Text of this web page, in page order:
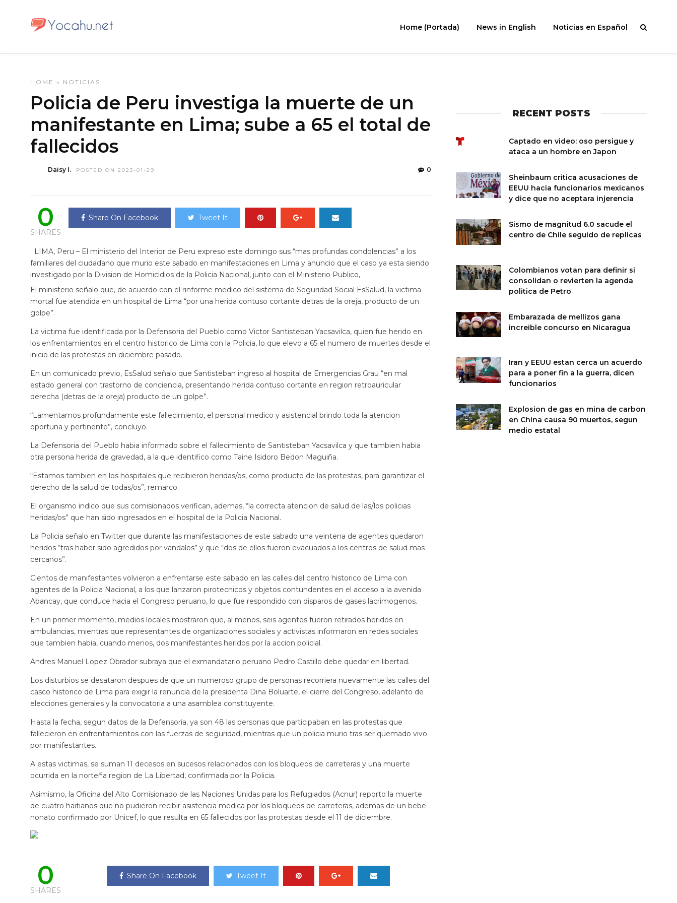
Home (Portada) News in English Noticias en Español
HOME » NOTICIAS
Policia de Peru investiga la muerte de un
manifestante en Lima; sube a 65 el total de
fallecidos
Daisy I. POSTED ON 2023-01-29 0
0
SHARES
Share On Facebook Tweet It
LIMA, Peru – El ministerio del Interior de Peru expreso este domingo sus “mas profundas condolencias” a los
familiares del ciudadano que murio este sabado en manifestaciones en Lima y anuncio que el caso ya esta siendo
investigado por la Division de Homicidios de la Policia Nacional, junto con el Ministerio Publico,
El ministerio señalo que, de acuerdo con el rinforme medico del sistema de Seguridad Social EsSalud, la victima
mortal fue atendida en un hospital de Lima “por una herida contuso cortante detras de la oreja, producto de un
golpe”.
La victima fue identificada por la Defensoria del Pueblo como Victor Santisteban Yacsavilca, quien fue herido en
los enfrentamientos en el centro historico de Lima con la Policia, lo que elevo a 65 el numero de muertes desde el
inicio de las protestas en diciembre pasado.
En un comunicado previo, EsSalud señalo que Santisteban ingreso al hospital de Emergencias Grau “en mal
estado general con trastorno de conciencia, presentando herida contuso cortante en region retroauricular
derecha (detras de la oreja) producto de un golpe”.
“Lamentamos profundamente este fallecimiento, el personal medico y asistencial brindo toda la atencion
oportuna y pertinente”, concluyo.
La Defensoria del Pueblo habia informado sobre el fallecimiento de Santisteban Yacsavilca y que tambien habia
otra persona herida de gravedad, a la que identifico como Taine Isidoro Bedon Maguiña.
“Estamos tambien en los hospitales que recibieron heridas/os, como producto de las protestas, para garantizar el
derecho de la salud de todas/os”, remarco.
El organismo indico que sus comisionados verifican, ademas, “la correcta atencion de salud de las/los policias
heridas/os” que han sido ingresados en el hospital de la Policia Nacional.
La Policia señalo en Twitter que durante las manifestaciones de este sabado una veintena de agentes quedaron
heridos “tras haber sido agredidos por vandalos” y que “dos de ellos fueron evacuados a los centros de salud mas
cercanos”.
Cientos de manifestantes volvieron a enfrentarse este sabado en las calles del centro historico de Lima con
agentes de la Policia Nacional, a los que lanzaron pirotecnicos y objetos contundentes en el acceso a la avenida
Abancay, que conduce hacia el Congreso peruano, lo que fue respondido con disparos de gases lacrimogenos.
En un primer momento, medios locales mostraron que, al menos, seis agentes fueron retirados heridos en
ambulancias, mientras que representantes de organizaciones sociales y activistas informaron en redes sociales
que tambien habia, cuando menos, dos manifestantes heridos por la accion policial.
Andres Manuel Lopez Obrador subraya que el exmandatario peruano Pedro Castillo debe quedar en libertad.
Los disturbios se desataron despues de que un numeroso grupo de personas recorriera nuevamente las calles del
casco historico de Lima para exigir la renuncia de la presidenta Dina Boluarte, el cierre del Congreso, adelanto de
elecciones generales y la convocatoria a una asamblea constituyente.
Hasta la fecha, segun datos de la Defensoria, ya son 48 las personas que participaban en las protestas que
fallecieron en enfrentamientos con las fuerzas de seguridad, mientras que un policia murio tras ser quemado vivo
por manifestantes.
A estas victimas, se suman 11 decesos en sucesos relacionados con los bloqueos de carreteras y una muerte
ocurrida en la norteña region de La Libertad, confirmada por la Policia.
Asimismo, la Oficina del Alto Comisionado de las Naciones Unidas para los Refugiados (Acnur) reporto la muerte
de cuatro haitianos que no pudieron recibir asistencia medica por los bloqueos de carreteras, ademas de un bebe
nonato confirmado por Unicef, lo que resulta en 65 fallecidos por las protestas desde el 11 de diciembre.
0
SHARES
Share On Facebook Tweet It
RECENT POSTS
Captado en video: oso persigue y
ataca a un hombre en Japon
Sheinbaum critica acusaciones de
EEUU hacia funcionarios mexicanos
y dice que no aceptara injerencia
Sismo de magnitud 6.0 sacude el
centro de Chile seguido de replicas
Colombianos votan para definir si
consolidan o revierten la agenda
politica de Petro
Embarazada de mellizos gana
increible concurso en Nicaragua
Iran y EEUU estan cerca un acuerdo
para a poner fin a la guerra, dicen
funcionarios
Explosion de gas en mina de carbon
en China causa 90 muertos, segun
medio estatal